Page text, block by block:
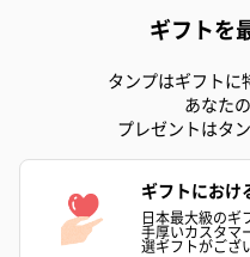
プレミアムビール イネ
ディット（712円）
実
酒
ギフトを
タンプはギフトに
あなた
プレゼントはタ
ギフトにおけ
日本最大級のギ
手厚いカスタマ
選ギフトがござ